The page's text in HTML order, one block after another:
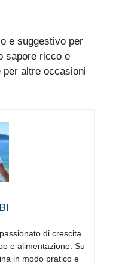
e suggestivo per
sapore ricco e
altre occasioni
di crescita
e alimentazione. Su
in modo pratico e